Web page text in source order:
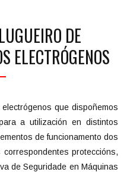
DE
ELECTRÓGENOS
que dispoñemos
a utilización en distintos
de funcionamento dos
proteccións,
de Seguridade en Máquinas